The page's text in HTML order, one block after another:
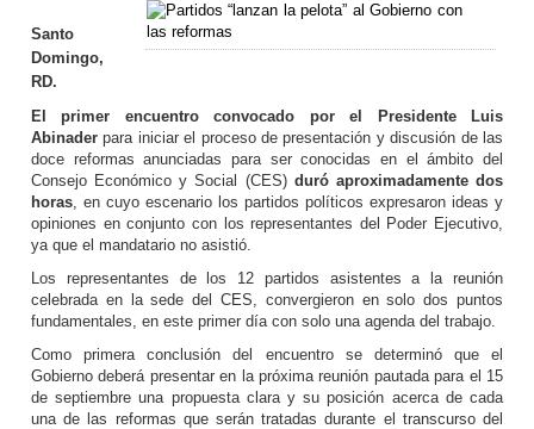
Santo
Domingo,
RD.
El primer encuentro convocado por el Presidente Luis
Abinader para iniciar el proceso de presentación y discusión de las
doce reformas anunciadas para ser conocidas en el ámbito del
Consejo Económico y Social (CES) duró aproximadamente dos
horas , en cuyo escenario los partidos políticos expresaron ideas y
opiniones en conjunto con los representantes del Poder Ejecutivo,
ya que el mandatario no asistió.
Los representantes de los 12 partidos asistentes a la reunión
celebrada en la sede del CES, convergieron en solo dos puntos
fundamentales, en este primer día con solo una agenda del trabajo.
Como primera conclusión del encuentro se determinó que el
Gobierno deberá presentar en la próxima reunión pautada para el 15
de septiembre una propuesta clara y su posición acerca de cada
una de las reformas que serán tratadas durante el transcurso del